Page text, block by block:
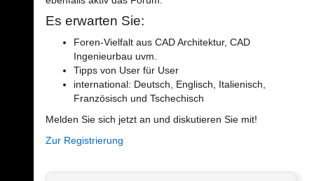
Es erwarten Sie:
Foren-Vielfalt aus CAD Architektur, CAD
Ingenieurbau uvm.
Tipps von User für User
international: Deutsch, Englisch, Italienisch,
Französisch und Tschechisch
Melden Sie sich jetzt an und diskutieren Sie mit!
Zur Registrierung